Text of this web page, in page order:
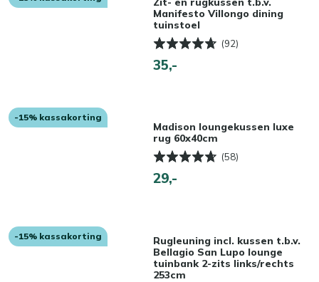
Manifesto Villongo dining
tuinstoel
(92)
35,-
-15% kassakorting
Madison loungekussen luxe
rug 60x40cm
(58)
29,-
-15% kassakorting
Rugleuning incl. kussen t.b.v.
Bellagio San Lupo lounge
tuinbank 2-zits links/rechts
253cm